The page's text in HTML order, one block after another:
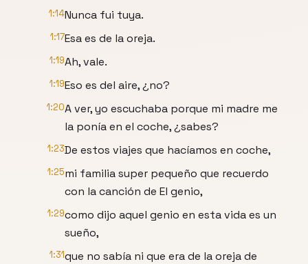
1:14Nunca fui tuya.
1:17Esa es de la oreja.
1:19Ah, vale.
1:19Eso es del aire, ¿no?
1:20A ver, yo escuchaba porque mi madre me
la ponía en el coche, ¿sabes?
1:23De estos viajes que hacíamos en coche,
1:25mi familia super pequeño que recuerdo
con la canción de El genio,
1:29como dijo aquel genio en esta vida es un
sueño,
1:31que no sabía ni que era de la oreja de